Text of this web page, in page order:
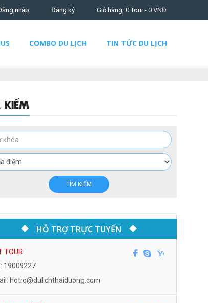
nhập Đăng ký Giỏ hàng: 0 Tour - 0 VNĐ
COMBO DU LỊCH TIN TỨC DU LỊCH
TÌM KIẾM
HỖ TRỢ TRỰC TUYẾN
TOUR
19009227
hotro@dulichthaiduong.com